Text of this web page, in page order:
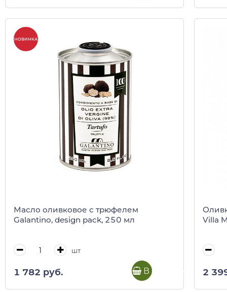
НОВИНКА
Масло оливковое с трюфелем
Galantino, design pack, 250 мл
шт
1 782 руб. В корзину
Villa
2